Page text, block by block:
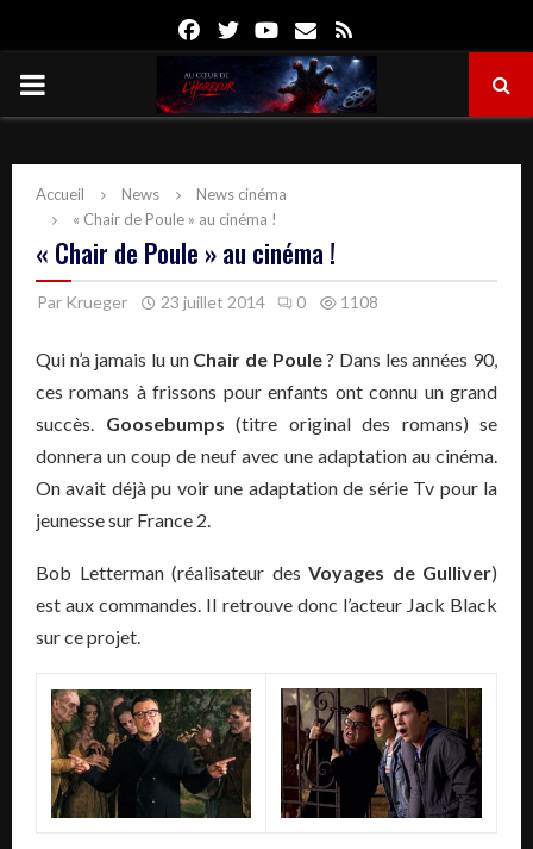
FacebookTwitterYoutube
Email
PRIMARY
Accueil News
News cinéma
« Chair de Poule » au cinéma !
« Chair de Poule » au cinéma !
Par Krueger 23 juillet 2014 0 1108
Qui n’a jamais lu un Chair de Poule? Dans les années 90,
ces romans à frissons pour enfants ont connu un grand
succès. Goosebumps (titre original des romans) se
donnera un coup de neuf avec une adaptation au cinéma.
On avait déjà pu voir une adaptation de série Tv pour la
jeunesse sur France 2.
Bob Letterman (réalisateur des Voyages de Gulliver)
est aux commandes. Il retrouve donc l’acteur Jack Black
sur ce projet.